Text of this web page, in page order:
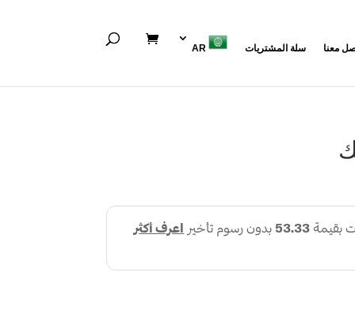
معنا سلة المشتريات AR